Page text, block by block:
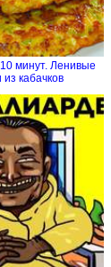
10 минут. Ленивые
из кабачков